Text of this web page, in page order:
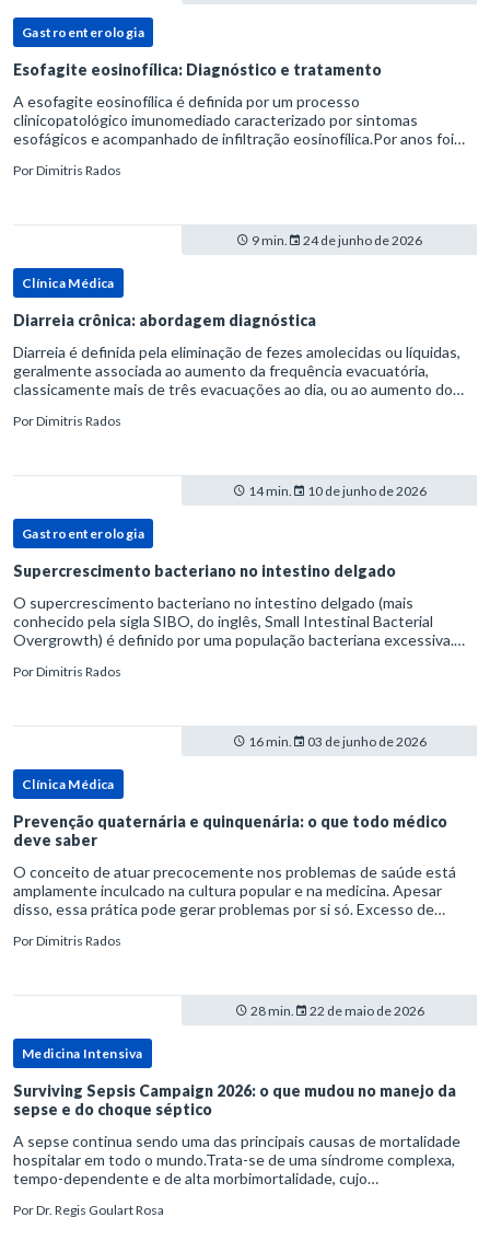
Gastroenterologia
Esofagite eosinofílica: Diagnóstico e tratamento
A esofagite eosinofílica é definida por um processo
clinicopatológico imunomediado caracterizado por sintomas
esofágicos e acompanhado de infiltração eosinofílica.Por anos foi
refluxo gastr
PorDimitris Rados
9 min. 24 de junho de 2026
Clínica Médica
Diarreia crônica: abordagem diagnóstica
Diarreia é definida pela eliminação de fezes amolecidas ou líquidas,
geralmente associada ao aumento da frequência evacuatória,
classicamente mais de três evacuações ao dia, ou ao aumento do
PorDimitris Rados
14 min. 10 de junho de 2026
Gastroenterologia
Supercrescimento bacteriano no intestino delgado
O supercrescimento bacteriano no intestino delgado (mais
conhecido pela sigla SIBO, do inglês, Small Intestinal Bacterial
Overgrowth) é definido por uma população bacteriana excessiva.
PorDimitris Rados
16 min. 03 de junho de 2026
Clínica Médica
Prevenção quaternária e quinquenária: o que todo médico
deve saber
O conceito de atuar precocemente nos problemas de saúde está
amplamente inculcado na cultura popular e na medicina. Apesar
disso, essa prática pode gerar problemas por si só. Excesso de
PorDimitris Rados
28 min. 22 de maio de 2026
Medicina Intensiva
Surviving Sepsis Campaign 2026: o que mudou no manejo da
sepse e do choque séptico
A sepse continua sendo uma das principais causas de mortalidade
hospitalar em todo o mundo.Trata-se de uma síndrome complexa,
tempo-dependente e de alta morbimortalidade, cujo
para o desfe
PorDr. Regis Goulart Rosa